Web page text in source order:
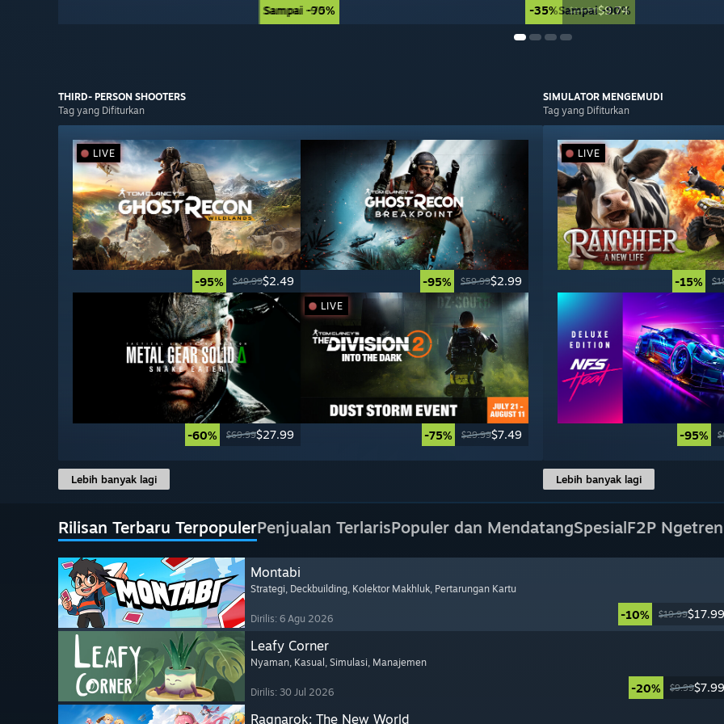
Sampai -75% -35% $14.99$9.74
Sampai -90% Sampai -90%
THIRD- PERSON SHOOTERS
Tag yang Difiturkan
-95% $49.99$2.49
LIVE
-95% $59.99$2.99
-60% $69.99$27.99 -75% $29.99$7.49
LIVE
Lebih banyak lagi
SIMULATOR MENGEMUDI
Tag yang Difiturkan
-15%
LIVE
-95%
Lebih banyak lagi
Rilisan Terbaru TerpopulerPenjualan TerlarisPopuler dan MendatangSpesialF2P Ngetren
Montabi
Strategi, Deckbuilding, Kolektor Makhluk, Pertarungan Kartu
Dirilis: 6 Agu 2026 -10% $19.99$17.99
Leafy Corner
Nyaman, Kasual , Simulasi, Manajemen
Dirilis: 30 Jul 2026 -20% $9.99$7.99
Ragnarok: The New World